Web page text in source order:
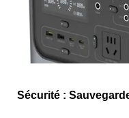
Sécurité :